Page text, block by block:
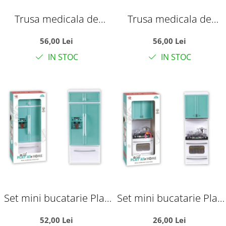
Trusa medicala de
stetoscop, seringa si
accesorii de doctor,
56,00 Lei
IN STOC
Trusa medicala de
stetoscop, seringa si
accesorii de doctor, roz,
56,00 Lei
IN STOC
Set mini bucatarie Play
52,00 Lei
Set mini bucatarie Play
26,00 Lei